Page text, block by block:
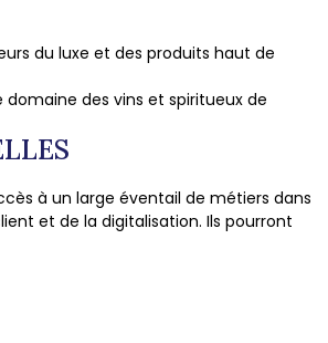
du luxe et des produits haut de
des vins et spiritueux de
à un large éventail de métiers dans
et de la digitalisation. Ils pourront